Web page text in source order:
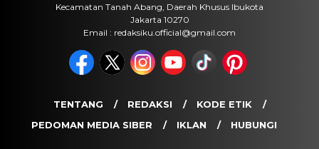
Kecamatan Tanah Abang, Daerah Khusus Ibukota
Jakarta 10270
Email : redaksiku.official@gmail.com
TENTANG REDAKSI
KODE ETIK
PEDOMAN MEDIA SIBER
IKLAN HUBUNGI